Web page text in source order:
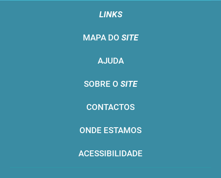
LINKS
MAPA DO SITE
AJUDA
SOBRE O SITE
CONTACTOS
ONDE ESTAMOS
ACESSIBILIDADE